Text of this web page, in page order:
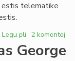
estis telematike
Legu pli pri
Lekcio
de
2 komentoj
George